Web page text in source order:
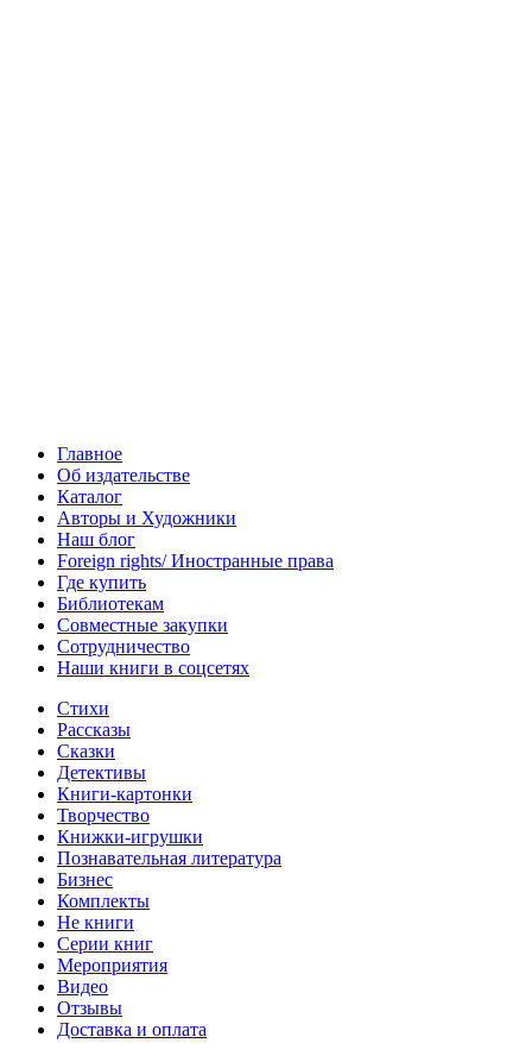
Главное
Об издательстве
Каталог
Авторы и Художники
Наш блог
Foreign rights/ Иностранные права
Где купить
Библиотекам
Совместные закупки
Сотрудничество
Наши книги в соцсетях
Стихи
Рассказы
Сказки
Детективы
Книги-картонки
Творчество
Книжки-игрушки
Познавательная литература
Бизнес
Комплекты
Не книги
Серии книг
Мероприятия
Видео
Отзывы
Доставка и оплата